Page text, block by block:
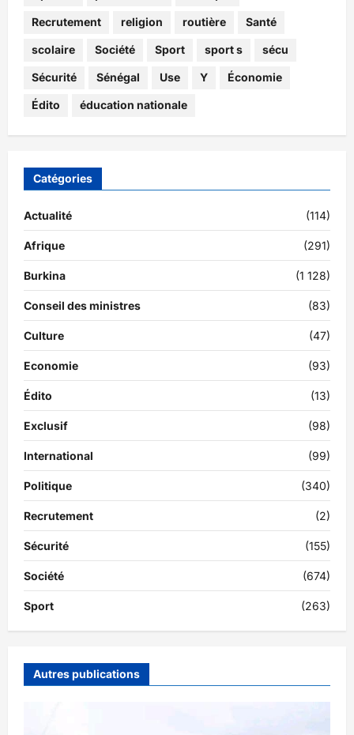
Recrutement religion routière Santé
scolaire Société Sport sport s sécu
Sécurité Sénégal Use Y Économie
Édito éducation nationale
Catégories
Actualité (114)
Afrique (291)
Burkina (1 128)
Conseil des ministres (83)
Culture (47)
Economie (93)
Édito (13)
Exclusif (98)
International (99)
Politique (340)
Recrutement (2)
Sécurité (155)
Société (674)
Sport (263)
Autres publications